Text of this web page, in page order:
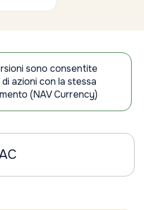
sono consentite
azioni con la stessa
(NAV Currency)